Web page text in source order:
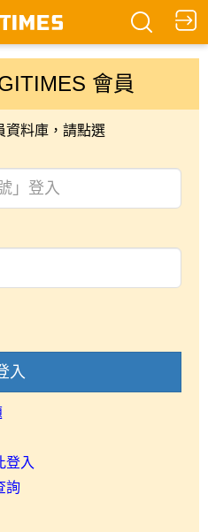
會員
料庫，請點選
入
登入
詢